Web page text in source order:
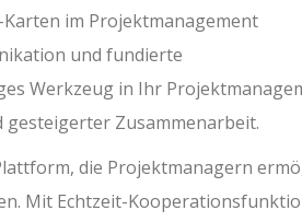
im Projektmanagement
und fundierte
Werkzeug in Ihr
Zusammenarbeit.
die Projektmanagern
Mit Echtzeit-